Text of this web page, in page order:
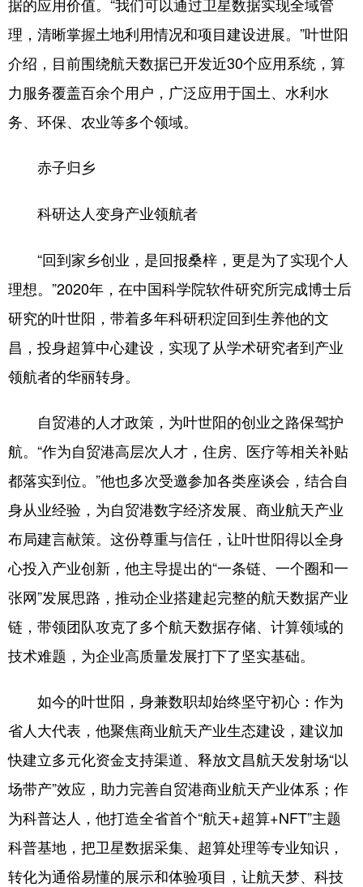
理，清晰掌握土地利用情况和项目建设进展。”叶世阳
介绍，目前围绕航天数据已开发近30个应用系统，算
力服务覆盖百余个用户，广泛应用于国土、水利水
务、环保、农业等多个领域。
赤子归乡
科研达人变身产业领航者
“回到家乡创业，是回报桑梓，更是为了实现个人
理想。”2020年，在中国科学院软件研究所完成博士后
研究的叶世阳，带着多年科研积淀回到生养他的文
昌，投身超算中心建设，实现了从学术研究者到产业
领航者的华丽转身。
自贸港的人才政策，为叶世阳的创业之路保驾护
航。“作为自贸港高层次人才，住房、医疗等相关补贴
都落实到位。”他也多次受邀参加各类座谈会，结合自
身从业经验，为自贸港数字经济发展、商业航天产业
布局建言献策。这份尊重与信任，让叶世阳得以全身
心投入产业创新，他主导提出的“一条链、一个圈和一
张网”发展思路，推动企业搭建起完整的航天数据产业
链，带领团队攻克了多个航天数据存储、计算领域的
技术难题，为企业高质量发展打下了坚实基础。
如今的叶世阳，身兼数职却始终坚守初心：作为
省人大代表，他聚焦商业航天产业生态建设，建议加
快建立多元化资金支持渠道、释放文昌航天发射场“以
场带产”效应，助力完善自贸港商业航天产业体系；作
为科普达人，他打造全省首个“航天+超算+NFT”主题
科普基地，把卫星数据采集、超算处理等专业知识，
转化为通俗易懂的展示和体验项目，让航天梦、科技